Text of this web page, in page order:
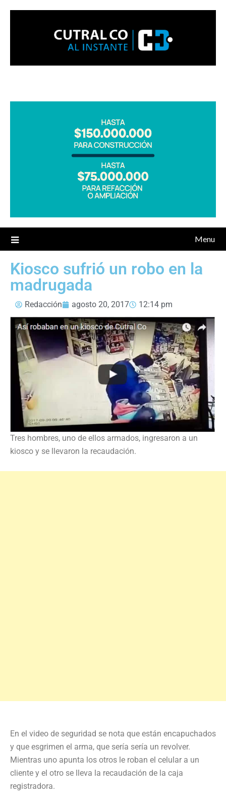
Menu
Kiosco sufrió un robo en la
madrugada
Redacción agosto 20, 2017 12:14 pm
Tres hombres, uno de ellos armados, ingresaron a un
kiosco y se llevaron la recaudación.
En el video de seguridad se nota que están encapuchados
y que esgrimen el arma, que sería sería un revolver.
Mientras uno apunta los otros le roban el celular a un
cliente y el otro se lleva la recaudación de la caja
registradora.